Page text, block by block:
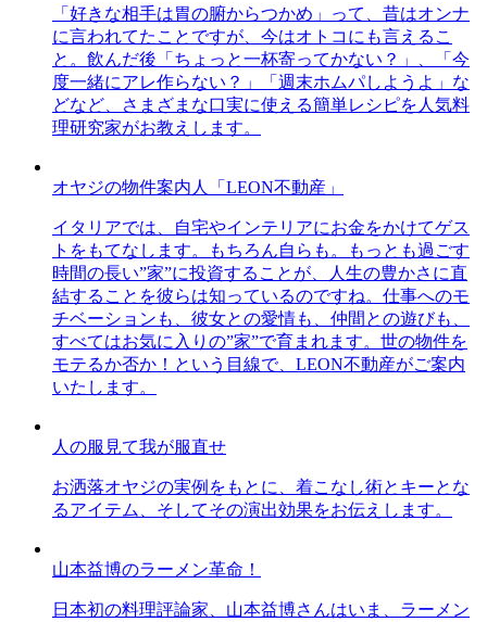
「好きな相手は胃の腑からつかめ」って、昔はオンナ
に言われてたことですが、今はオトコにも言えるこ
と。飲んだ後「ちょっと一杯寄ってかない？」、「今
度一緒にアレ作らない？」「週末ホムパしようよ」な
どなど、さまざまな口実に使える簡単レシピを人気料
理研究家がお教えします。
オヤジの物件案内人「LEON不動産」
イタリアでは、自宅やインテリアにお金をかけてゲス
トをもてなします。もちろん自らも。もっとも過ごす
時間の長い”家”に投資することが、人生の豊かさに直
結することを彼らは知っているのですね。仕事へのモ
チベーションも、彼女との愛情も、仲間との遊びも、
すべてはお気に入りの”家”で育まれます。世の物件を
モテるか否か！という目線で、LEON不動産がご案内
いたします。
人の服見て我が服直せ
お洒落オヤジの実例をもとに、着こなし術とキーとな
るアイテム、そしてその演出効果をお伝えします。
山本益博のラーメン革命！
日本初の料理評論家、山本益博さんはいま、ラーメン